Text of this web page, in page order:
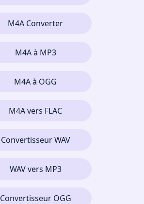
M4A Converter
M4A à MP3
M4A à OGG
M4A vers FLAC
Convertisseur WAV
WAV vers MP3
Convertisseur OGG